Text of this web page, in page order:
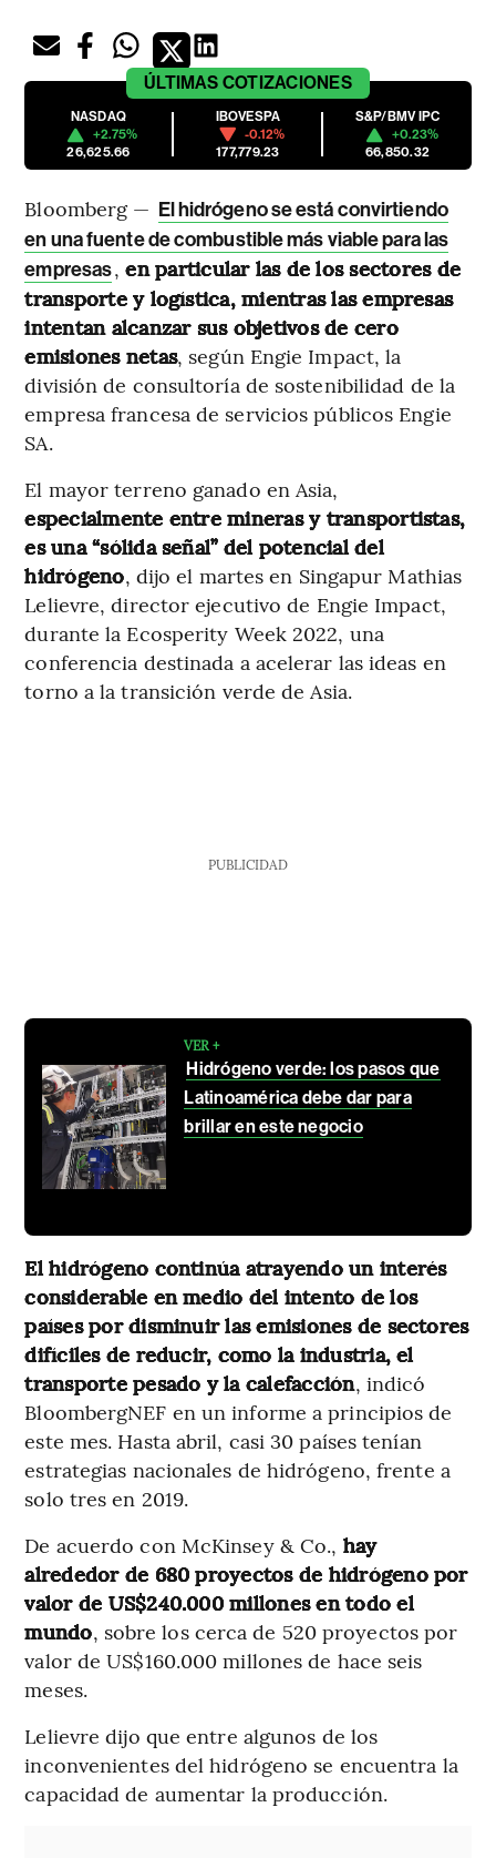
ÚLTIMAS COTIZACIONES
NASDAQ
+2.75%
26,625.66
IBOVESPA
-0.12%
177,779.23
S&P/BMV IPC
+0.23%
66,850.32
Bloomberg — El hidrógeno se está convirtiendo
en una fuente de combustible más viable para las
empresas,en particular las de los sectores de
transporte y logística, mientras las empresas
intentan alcanzar sus objetivos de cero
emisiones netas, según Engie Impact, la
división de consultoría de sostenibilidad de la
empresa francesa de servicios públicos Engie
SA.
El mayor terreno ganado en Asia,
especialmente entre mineras y transportistas,
es una “sólida señal” del potencial del
hidrógeno, dijo el martes en Singapur Mathias
Lelievre, director ejecutivo de Engie Impact,
durante la Ecosperity Week 2022, una
conferencia destinada a acelerar las ideas en
torno a la transición verde de Asia.
PUBLICIDAD
VER +
Hidrógeno verde: los pasos que
Latinoamérica debe dar para
brillar en este negocio
El hidrógeno continúa atrayendo un interés
considerable en medio del intento de los
países por disminuir las emisiones de sectores
difíciles de reducir, como la industria, el
transporte pesado y la calefacción, indicó
BloombergNEF en un informe a principios de
este mes. Hasta abril, casi 30 países tenían
estrategias nacionales de hidrógeno, frente a
solo tres en 2019.
De acuerdo con McKinsey & Co., hay
alrededor de 680 proyectos de hidrógeno por
valor de US$240.000 millones en todo el
mundo, sobre los cerca de 520 proyectos por
valor de US$160.000 millones de hace seis
meses.
Lelievre dijo que entre algunos de los
inconvenientes del hidrógeno se encuentra la
capacidad de aumentar la producción.